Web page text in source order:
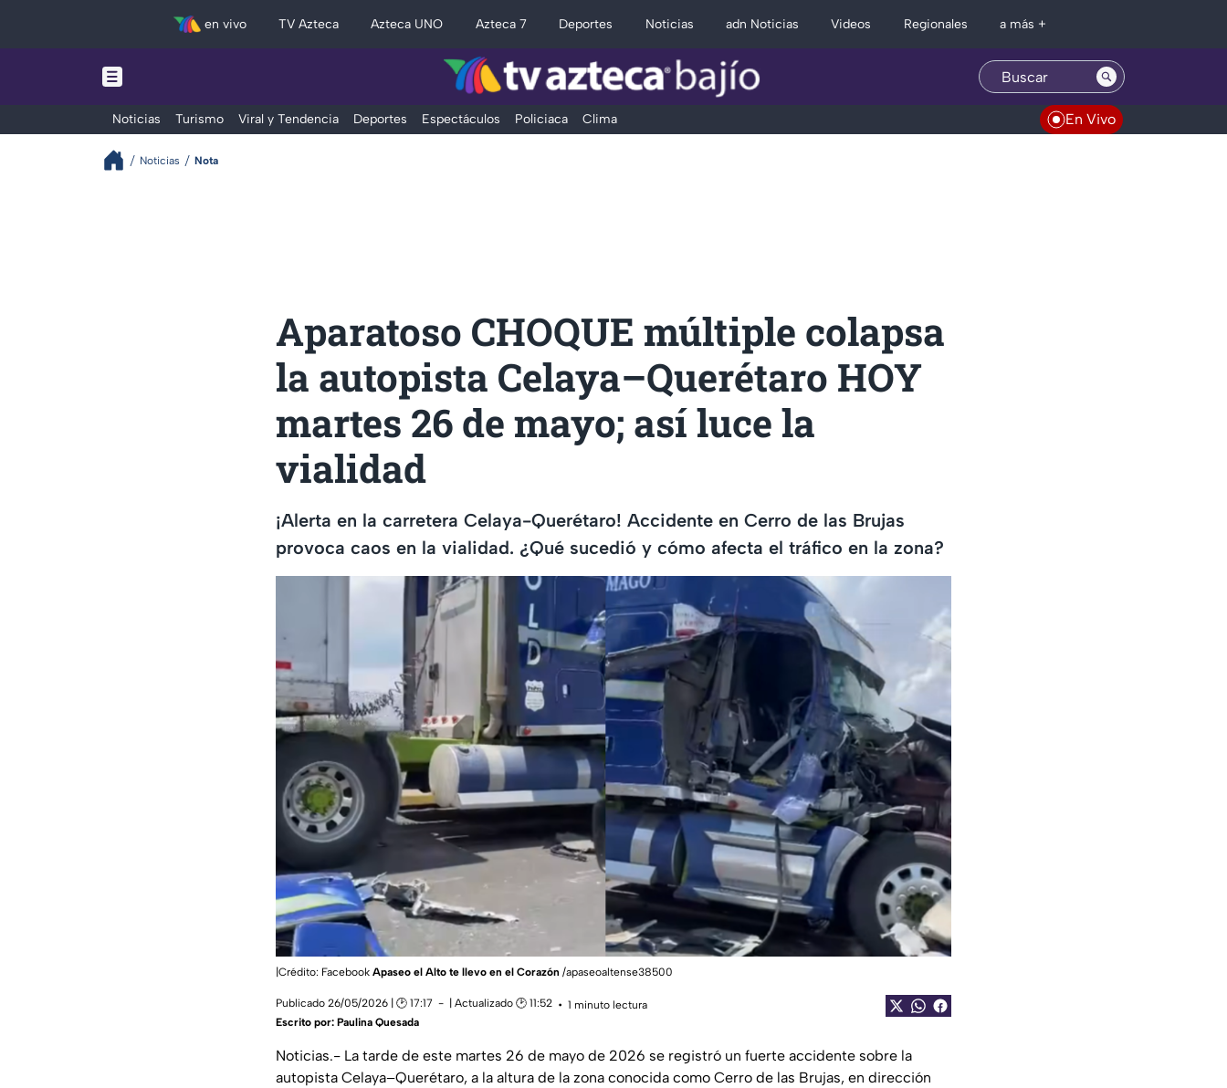
en vivo TV Azteca Azteca UNO Azteca 7 Deportes Noticias adn Noticias Videos Regionales a más +
Noticias Turismo Viral y Tendencia Deportes Espectáculos Policiaca Clima En Vivo
Noticias Nota
Aparatoso CHOQUE múltiple colapsa
la autopista Celaya–Querétaro HOY
martes 26 de mayo; así luce la
vialidad
¡Alerta en la carretera Celaya-Querétaro! Accidente en Cerro de las Brujas
provoca caos en la vialidad. ¿Qué sucedió y cómo afecta el tráfico en la zona?
|Crédito: Facebook Apaseo el Alto te llevo en el Corazón /apaseoaltense38500
Publicado 26/05/2026 | 🕑 17:17 | Actualizado 🕑 11:52
1 minuto lectura
Escrito por: Paulina Quesada
Noticias.- La tarde de este martes 26 de mayo de 2026 se registró un fuerte accidente sobre la
autopista Celaya–Querétaro, a la altura de la zona conocida como Cerro de las Brujas, en dirección